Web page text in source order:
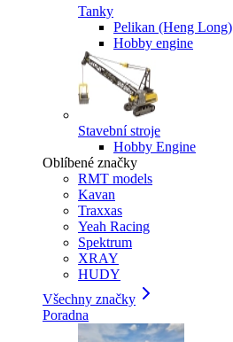
Tanky
Pelikan (Heng Long)
Hobby engine
Stavební stroje
Hobby Engine
Oblíbené značky
RMT models
Kavan
Traxxas
Yeah Racing
Spektrum
XRAY
HUDY
Všechny značky
Poradna